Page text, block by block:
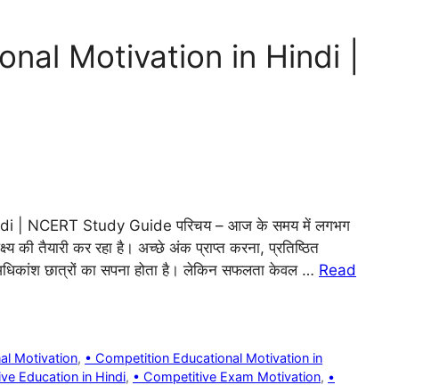
Motivation in Hindi |
| NCERT Study Guide परिचय – आज के समय में लगभग
की तैयारी कर रहा है। अच्छे अंक प्राप्त करना, प्रतिष्ठित
छात्रों का सपना होता है। लेकिन सफलता केवल … Read
Motivation, • Competition Educational Motivation in
Education in Hindi, • Competitive Exam Motivation, •